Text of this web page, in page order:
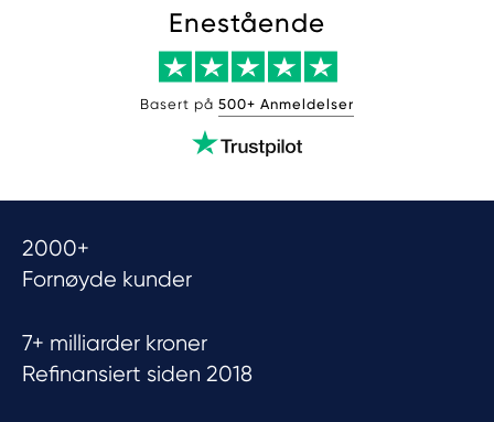
Enestående
Basert på 500+ Anmeldelser
2000+
Fornøyde kunder
7+ milliarder kroner
Refinansiert siden 2018